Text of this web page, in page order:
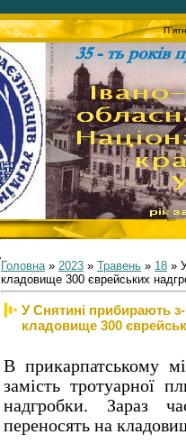
Головна» 2023 » Травень » 18 »
кладовище 300 єврейських
У Снятині прибирають з-
кладовище 300
В прикарпатському
замість тротуарної
надгробки. Зараз
переносять на